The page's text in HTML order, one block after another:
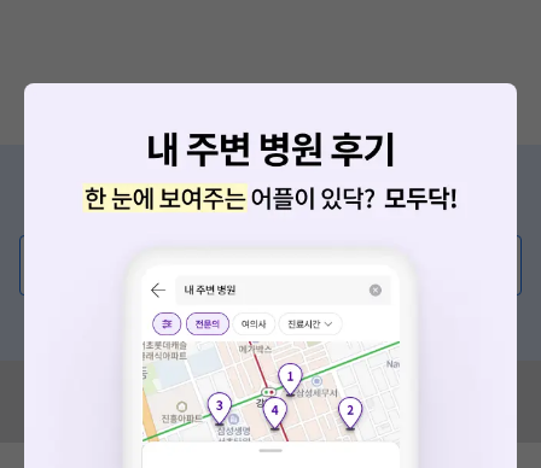
증상/치료, 궁금한 점이 있나요?
의사가 직접 답해드려요!
혹은, 의료상담 서비스에 다양한 게시글 보러가기
혹시 잘못된 병원정보가 있나요?
모두닥 팀에 알려주세요!